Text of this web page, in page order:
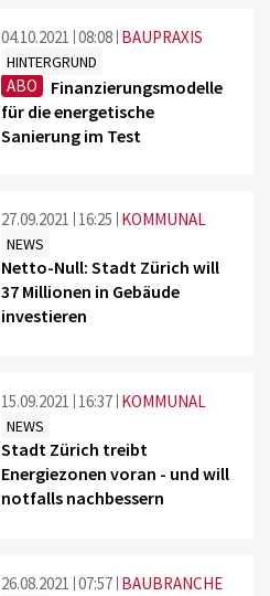
04.10.2021 08:08 BAUPRAXIS
HINTERGRUND
ABO
Finanzierungsmodelle
für die energetische
Sanierung im Test
27.09.2021 16:25 KOMMUNAL
NEWS
Netto-Null: Stadt Zürich will
37 Millionen in Gebäude
investieren
15.09.2021 16:37 KOMMUNAL
NEWS
Stadt Zürich treibt
Energiezonen voran - und will
notfalls nachbessern
26.08.2021 07:57 BAUBRANCHE